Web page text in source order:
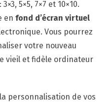
5×5, 7×7 et 10×10.
en fond d’écran virtuel
Vous pourrez
votre nouveau
vieil et fidèle ordinateur
personnalisation de vos